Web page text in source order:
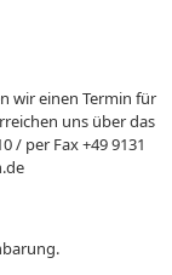
wir einen Termin für
uns über das
/ per Fax +49 9131